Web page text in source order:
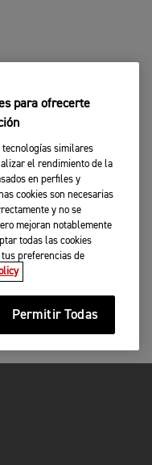
para ofrecerte
tecnologías similares
el rendimiento de la
en perfiles y
cookies son necesarias
y no se
mejoran notablemente
todas las cookies
preferencias de
Permitir Todas